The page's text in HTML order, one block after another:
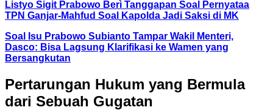
Listyo Sigit Prabowo Berì Tanggapan Soal Pernyataa
TPN Ganjar-Mahfud Soal Kapolda Jadi Saksi di MK
Soal Isu Prabowo Subianto Tampar Wakil Menteri,
Dasco: Bisa Lagsung Klarifikasi ke Wamen yang
Bersangkutan
Pertarungan Hukum yang Bermula
dari Sebuah Gugatan